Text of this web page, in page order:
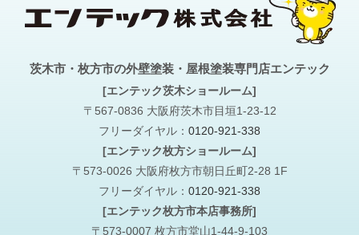
茨木市・枚方市の外壁塗装・屋根塗装専門店エンテック
[エンテック茨木ショールーム]
〒567-0836 大阪府茨木市目垣1-23-12
フリーダイヤル： 0120-921-338
[エンテック枚方ショールーム]
〒573-0026 大阪府枚方市朝日丘町2-28 1F
フリーダイヤル： 0120-921-338
[エンテック枚方市本店事務所]
〒573-0007 枚方市堂山1-44-9-103